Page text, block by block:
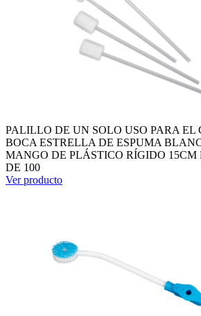
PALILLO DE UN SOLO USO PARA EL
BOCA ESTRELLA DE ESPUMA
MANGO DE PLÁSTICO RÍGIDO 15CM
DE 100
Ver producto